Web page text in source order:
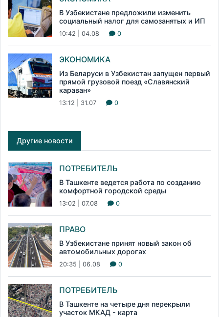
В Узбекистане предложили изменить
социальный налог для самозанятых и ИП
10:42 | 04.08 0
ЭКОНОМИКА
Из Беларуси в Узбекистан запущен первый
прямой грузовой поезд «Славянский
караван»
13:12 | 31.07 0
Другие новости
ПОТРЕБИТЕЛЬ
В Ташкенте ведется работа по созданию
комфортной городской среды
13:02 | 07.08 0
ПРАВО
В Узбекистане принят новый закон об
автомобильных дорогах
20:35 | 06.08 0
ПОТРЕБИТЕЛЬ
В Ташкенте на четыре дня перекрыли
участок МКАД - карта